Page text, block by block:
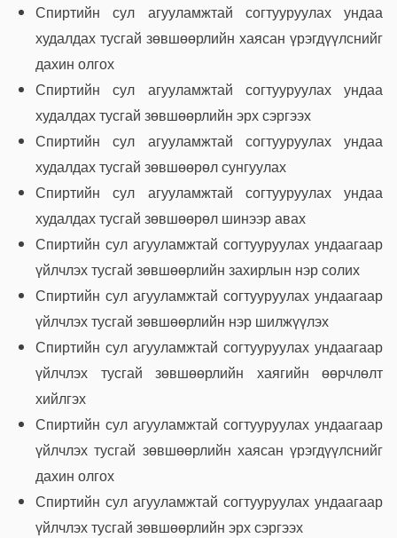
Спиртийн сул агууламжтай согтууруулах ундаа
худалдах тусгай зөвшөөрлийн хаясан үрэгдүүлснийг
дахин олгох
Спиртийн сул агууламжтай согтууруулах ундаа
худалдах тусгай зөвшөөрлийн эрх сэргээх
Спиртийн сул агууламжтай согтууруулах ундаа
худалдах тусгай зөвшөөрөл сунгуулах
Спиртийн сул агууламжтай согтууруулах ундаа
худалдах тусгай зөвшөөрөл шинээр авах
Спиртийн сул агууламжтай согтууруулах ундаагаар
үйлчлэх тусгай зөвшөөрлийн захирлын нэр солих
Спиртийн сул агууламжтай согтууруулах ундаагаар
үйлчлэх тусгай зөвшөөрлийн нэр шилжүүлэх
Спиртийн сул агууламжтай согтууруулах ундаагаар
үйлчлэх тусгай зөвшөөрлийн хаягийн өөрчлөлт
хийлгэх
Спиртийн сул агууламжтай согтууруулах ундаагаар
үйлчлэх тусгай зөвшөөрлийн хаясан үрэгдүүлснийг
дахин олгох
Спиртийн сул агууламжтай согтууруулах ундаагаар
үйлчлэх тусгай зөвшөөрлийн эрх сэргээх